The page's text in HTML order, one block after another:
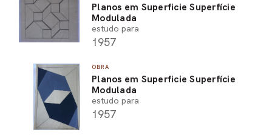
Planos em Superficie Superfície
Modulada
estudo para
1957
OBRA
Planos em Superficie Superfície
Modulada
estudo para
1957